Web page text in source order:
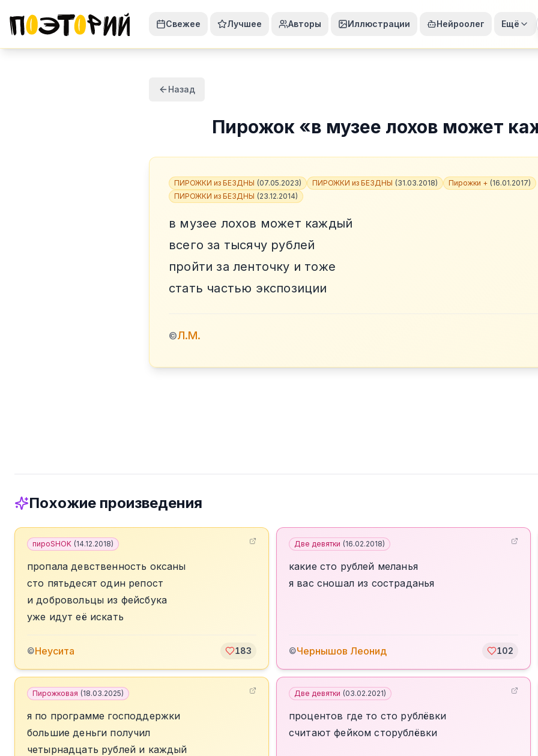
Свежее Лучшее Авторы Иллюстрации Нейроолег Ещё
Назад
Пирожок «в музее лохов может
ПИРОЖКИ из БЕЗДНЫ (07.05.2023) ПИРОЖКИ из БЕЗДНЫ (31.03.2018) Пирожки + (16.01.2017)
ПИРОЖКИ из БЕЗДНЫ (23.12.2014)
в музее лохов может каждый
всего за тысячу рублей
пройти за ленточку и тоже
стать частью экспозиции
©Л.М.
Похожие произведения
пироSHOK (14.12.2018)
пропала девственность оксаны
сто пятьдесят один репост
и добровольцы из фейсбука
уже идут её искать
©Неусита 183
Две девятки (16.02.2018)
какие сто рублей меланья
я вас сношал из состраданья
©Чернышов Леонид 102
Пирожковая (18.03.2025)
я по программе господдержки
большие деньги получил
четырнадцать рублей и каждый
Две девятки (03.02.2021)
процентов где то сто рублёвки
считают фейком сторублёвки